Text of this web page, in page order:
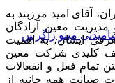
مینو زاگرس
آقای امید مرزبند به
معین آزادگان
ایشان، به اهمیت
کلیدی شرکت معین
تمام فعل و انفعالات
صیانت همه جانبه از